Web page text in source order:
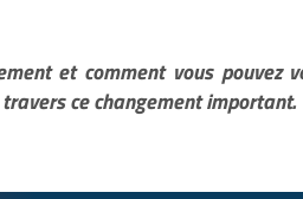
et comment vous pouvez
ce changement important.